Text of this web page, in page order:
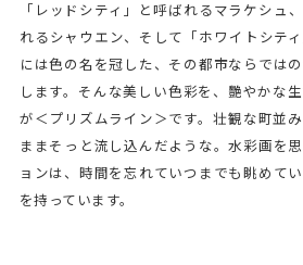
「レッドシティ」と呼ばれるマラケシュ
れるシャウエン、そして「ホワイトシテ
には色の名を冠した、その都市ならでは
します。そんな美しい色彩を、艷やかな
が＜プリズムライン＞です。壮観な町並
ままそっと流し込んだような。水彩画を
ョンは、時間を忘れていつまでも眺めて
を持っています。